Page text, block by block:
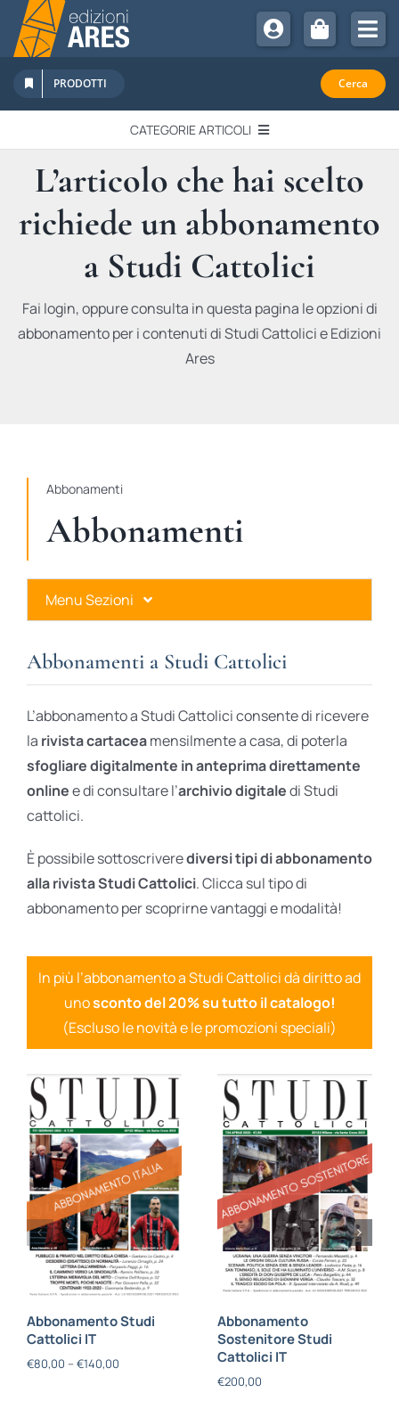
Salta
contenuto
Chi Siamo
Sostienici
Abbonamenti
Promozioni
Newsletter
PRODOTTI Cerca
CATEGORIE ARTICOLI
EDITORIALI
IN QUESTO NUMERO
RECENSIONI
L’articolo che hai scelto
richiede un abbonamento
a Studi Cattolici
Fai login, oppure consulta in questa pagina le opzioni di
abbonamento per i contenuti di Studi Cattolici e Edizioni
Ares
Abbonamenti
Abbonamenti
Menu Sezioni
Ares Gold
Ares Digital
Ares Gift Card
Abbonamenti a Studi Cattolici
L’abbonamento a Studi Cattolici consente di ricevere
la rivista cartaceamensilmente a casa, di poterla
sfogliare digitalmente in anteprima direttamente
onlinee di consultare l’archivio digitaledi Studi
cattolici.
È possibile sottoscriverediversi tipi di abbonamento
alla rivista Studi Cattolici. Clicca sul tipo di
abbonamento per scoprirne vantaggi e modalità!
In più l’abbonamento a Studi Cattolici dà diritto ad
unosconto del 20% su tutto il catalogo!
(Escluso le novità e le promozioni speciali)
Abbonamento Studi
Cattolici IT
€80,00 – €140,00
Abbonamento
Sostenitore Studi
Cattolici IT
€200,00